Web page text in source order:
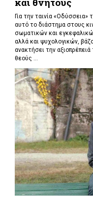
Για την ταινία
αυτό το διάστημα στους
σωματικών και
αλλά και ψυχολογικών,
ανακτήσει την
θεούς ...